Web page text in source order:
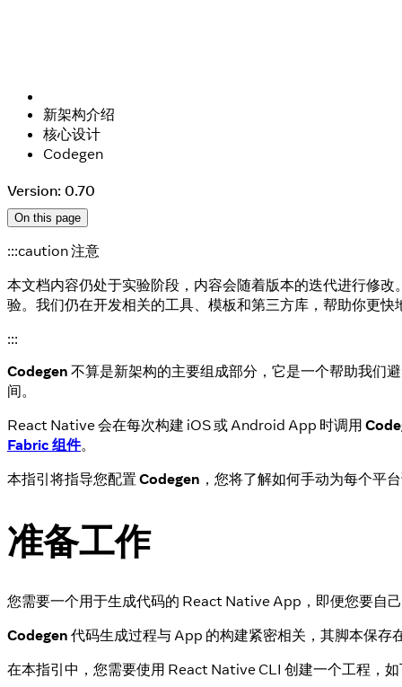
新架构介绍
核心设计
Codegen
Version: 0.70
On this page
:::caution 注意
本文档内容仍处于实验阶段，内容会随着版本的迭代进行修改
验。我们仍在开发相关的工具、模板和第三方库，帮助你更
:::
Codegen 不算是新架构的主要组成部分，它是一个帮助我们
间。
React Native 会在每次构建 iOS 或 Android App 时调用
Fabric 组件。
本指引将指导您配置 Codegen ，您将了解如何手动为每个平
准备工作
您需要一个用于生成代码的 React Native App，即便您要自
Codegen 代码生成过程与 App 的构建紧密相关，其脚本保存
在本指引中，您需要使用 React Native CLI 创建一个工程，